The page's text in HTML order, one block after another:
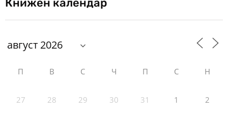
П В С Ч П С Н
27 28 29 30 31 1 2